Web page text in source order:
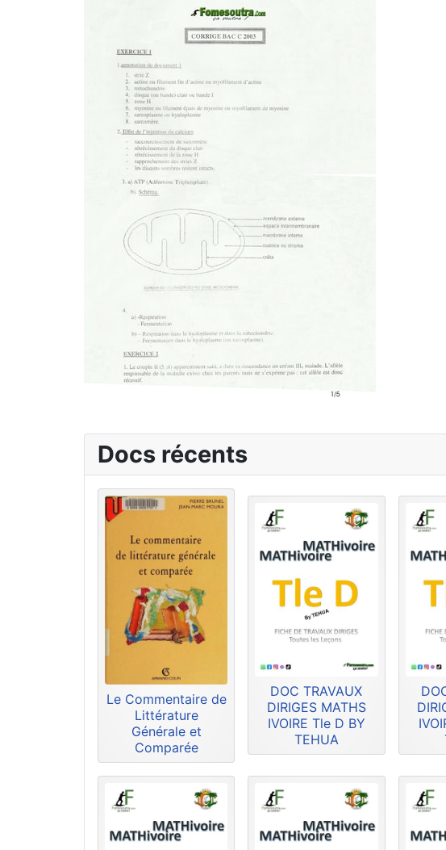
Docs récents
Le Commentaire de
Littérature
Générale et
Comparée
DOC TRAVAUX
DIRIGES MATHS
IVOIRE Tle D BY
TEHUA